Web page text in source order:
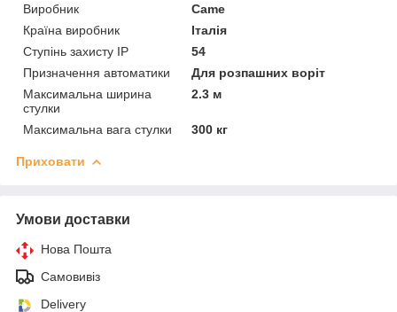
Виробник
Came
Країна виробник
Італія
Ступінь захисту IP
54
Призначення автоматики
Для розпашних воріт
Максимальна ширина
стулки
2.3 м
Максимальна вага стулки 300 кг
Приховати
Умови доставки
Нова Пошта
Самовивіз
Delivery